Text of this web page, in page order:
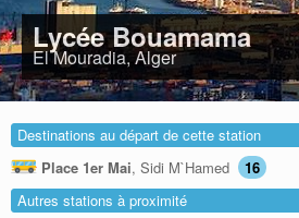
Lycée Bouamama
El Mouradia, Alger
Destinations au départ de cette station
Place 1er Mai, Sidi M`Hamed
16
Autres stations à proximité